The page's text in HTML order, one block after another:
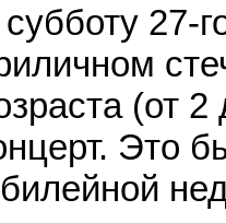
27-
(от
Это